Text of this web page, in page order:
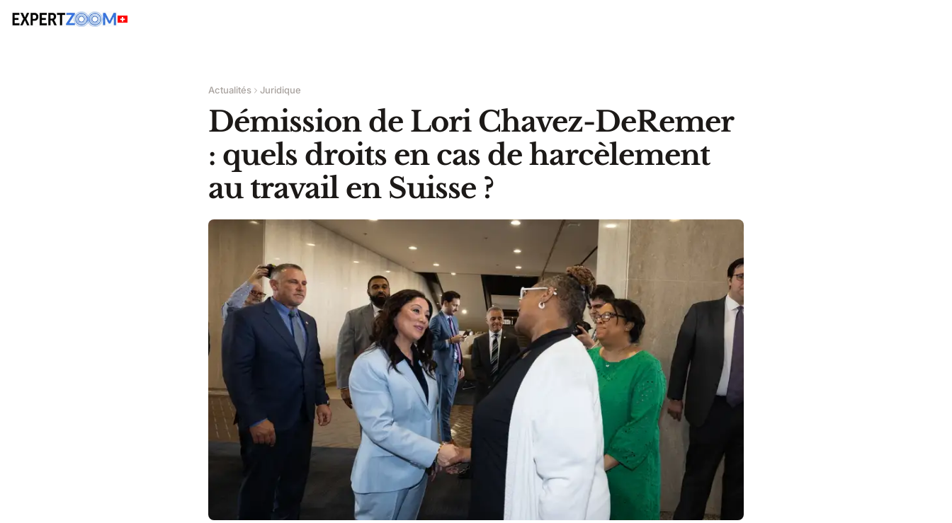
Actualités Juridique
Démission de Lori Chavez-DeRemer
: quels droits en cas de harcèlement
au travail en Suisse ?